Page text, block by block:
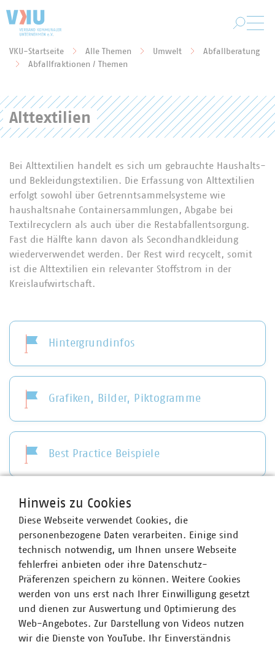
Sie befinden sich hier:
VKU-Startseite Alle Themen Umwelt
Abfallberatung
Abfallfraktionen / Themen
Alttextilien
Bei Alttextilien handelt es sich um gebrauchte Haushalts-
und Bekleidungstextilien. Die Erfassung von Alttextilien
erfolgt sowohl über Getrenntsammelsysteme wie
haushaltsnahe Containersammlungen, Abgabe bei
Textilrecyclern als auch über die Restabfallentsorgung.
Fast die Hälfte kann davon als Secondhandkleidung
wiederverwendet werden. Der Rest wird recycelt, somit
ist die Alttextilien ein relevanter Stoffstrom in der
Kreislaufwirtschaft.
Hintergrundinfos
Grafiken, Bilder, Piktogramme
Best Practice Beispiele
Kampagnen
Hinweis zu Cookies
Diese Webseite verwendet Cookies, die
personenbezogene Daten verarbeiten. Einige sind
technisch notwendig, um Ihnen unsere Webseite
fehlerfrei anbieten oder ihre Datenschutz-
Präferenzen speichern zu können. Weitere Cookies
werden von uns erst nach Ihrer Einwilligung gesetzt
und dienen zur Auswertung und Optimierung des
Web-Angebotes. Zur Darstellung von Videos nutzen
wir die Dienste von YouTube. Ihr Einverständnis